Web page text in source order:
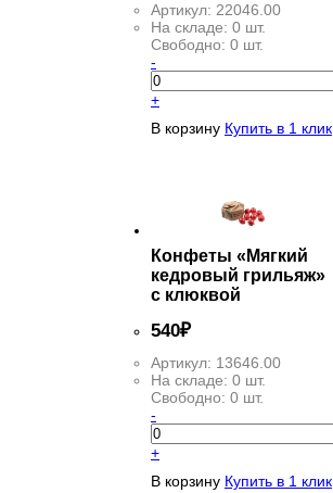
Артикул: 22046.00
На складе: 0 шт.
Свободно: 0 шт.
-
+
В корзину Купить в 1 клик
Конфеты «Мягкий
кедровый грильяж»
с клюквой
540₽
Артикул: 13646.00
На складе: 0 шт.
Свободно: 0 шт.
-
+
В корзину Купить в 1 клик